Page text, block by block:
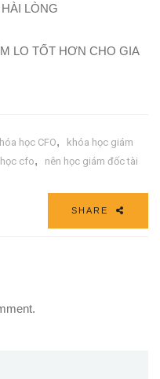
LÒNG
LO TỐT HƠN CHO GIA
học CFO,
khóa học giám
cfo,
nên học giám đốc tài
SHARE